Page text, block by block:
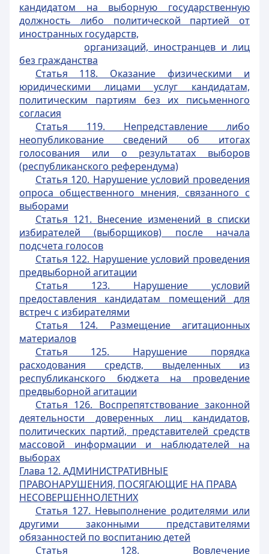
кандидатом на выборную государственную
должность либо политической партией от
иностранных государств,
организаций, иностранцев и лиц
без гражданства
Статья 118. Оказание физическими и
юридическими лицами услуг кандидатам,
политическим партиям без их письменного
согласия
Статья 119. Непредставление либо
неопубликование сведений об итогах
голосования или о результатах выборов
(республиканского референдума)
Статья 120. Нарушение условий проведения
опроса общественного мнения, связанного с
выборами
Статья 121. Внесение изменений в списки
избирателей (выборщиков) после начала
подсчета голосов
Статья 122. Нарушение условий проведения
предвыборной агитации
Статья 123. Нарушение условий
предоставления кандидатам помещений для
встреч с избирателями
Статья 124. Размещение агитационных
материалов
Статья 125. Нарушение порядка
расходования средств, выделенных из
республиканского бюджета на проведение
предвыборной агитации
Статья 126. Воспрепятствование законной
деятельности доверенных лиц кандидатов,
политических партий, представителей средств
массовой информации и наблюдателей на
выборах
Глава 12. АДМИНИСТРАТИВНЫЕ
ПРАВОНАРУШЕНИЯ, ПОСЯГАЮЩИЕ НА ПРАВА
НЕСОВЕРШЕННОЛЕТНИХ
Статья 127. Невыполнение родителями или
другими законными представителями
обязанностей по воспитанию детей
Статья 128. Вовлечение